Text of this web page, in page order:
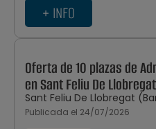
+ INFO
Oferta de 10 plazas de
en Sant Feliu De
Sant Feliu De Llobregat
Publicada el 24/07/2026